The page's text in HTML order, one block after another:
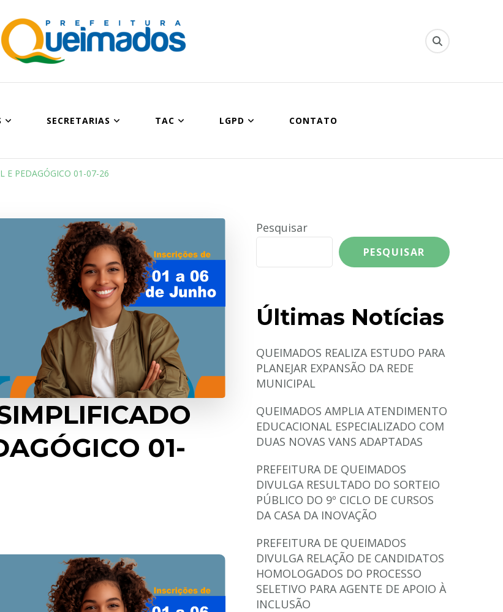
Prefeitura Municipal de Queimados
Site oficial do Município de Queimados
SECRETARIAS TAC LGPD CONTATO
E PEDAGÓGICO 01-07-26
01-
Pesquisar
PESQUISAR
Últimas Notícias
QUEIMADOS REALIZA ESTUDO PARA
PLANEJAR EXPANSÃO DA REDE
MUNICIPAL
QUEIMADOS AMPLIA ATENDIMENTO
EDUCACIONAL ESPECIALIZADO COM
DUAS NOVAS VANS ADAPTADAS
PREFEITURA DE QUEIMADOS
DIVULGA RESULTADO DO SORTEIO
PÚBLICO DO 9º CICLO DE CURSOS
DA CASA DA INOVAÇÃO
PREFEITURA DE QUEIMADOS
DIVULGA RELAÇÃO DE CANDIDATOS
HOMOLOGADOS DO PROCESSO
SELETIVO PARA AGENTE DE APOIO À
INCLUSÃO